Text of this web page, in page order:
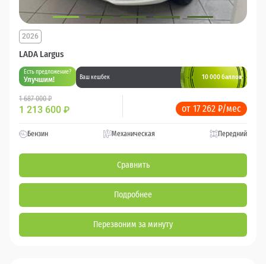
LADA Largus
2026
Есть предложение?
Улучшим! Ваш кешбек 10 000 баллов
1 687 000 ₽
1 213 600 ₽ от 17 262 ₽/мес
Бензин Механическая Передний
Сравнить
Подробнее
Перезвоним за минуту